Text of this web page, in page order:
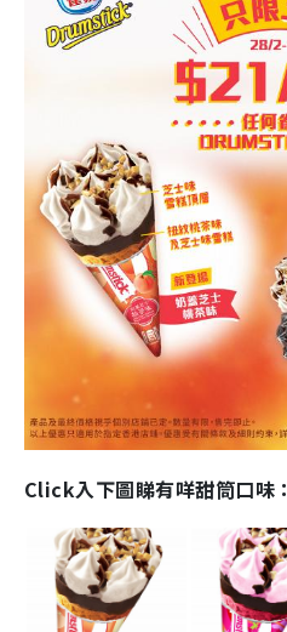
Click入下圖睇有咩甜筒口味：